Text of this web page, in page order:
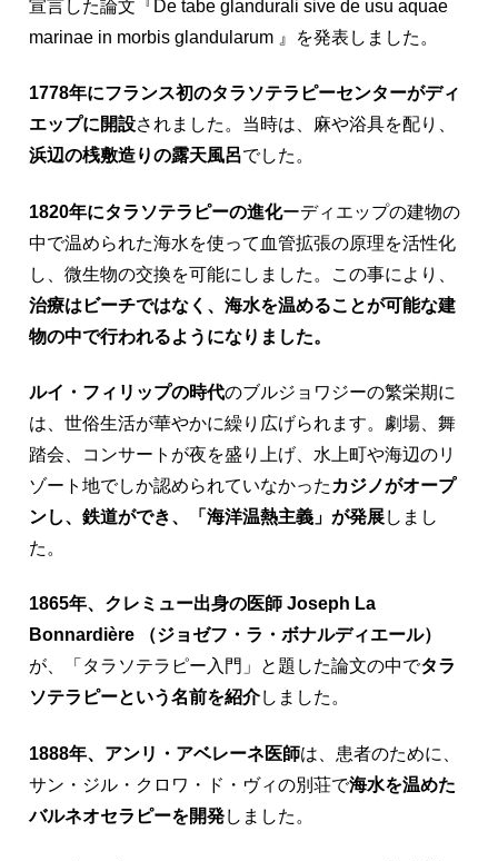
宣言した論文『De tabe glandurali sive de usu aquae
marinae in morbis glandularum 』を発表しました。
1778年にフランス初のタラソテラピーセンターがディ
エップに開設されました。当時は、麻や浴具を配り、
浜辺の桟敷造りの露天風呂でした。
1820年にタラソテラピーの進化ーディエップの建物の
中で温められた海水を使って血管拡張の原理を活性化
し、微生物の交換を可能にしました。この事により、
治療はビーチではなく、海水を温めることが可能な建
物の中で行われるようになりました。
ルイ・フィリップの時代のブルジョワジーの繁栄期に
は、世俗生活が華やかに繰り広げられます。劇場、舞
踏会、コンサートが夜を盛り上げ、水上町や海辺のリ
ゾート地でしか認められていなかった カジノがオープ
ンし、鉄道ができ、「海洋温熱主義」が発展しまし
た。
1865年、クレミュー出身の医師 Joseph La
Bonnardière （ジョゼフ・ラ・ボナルディエール）
が、「タラソテラピー入門」と題した論文の中でタラ
ソテラピーという名前を紹介しました。
1888年、アンリ・アベレーネ医師は、患者のために、
サン・ジル・クロワ・ド・ヴィの別荘で海水を温めた
バルネオセラピーを開発しました。